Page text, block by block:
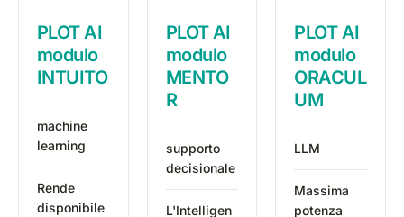
PLOT AI
modulo
INTUITO
machine
learning
Rende
disponibile
PLOT AI
modulo
MENTO
R
supporto
decisionale
L'Intelligen
PLOT AI
modulo
ORACUL
UM
LLM
Massima
potenza